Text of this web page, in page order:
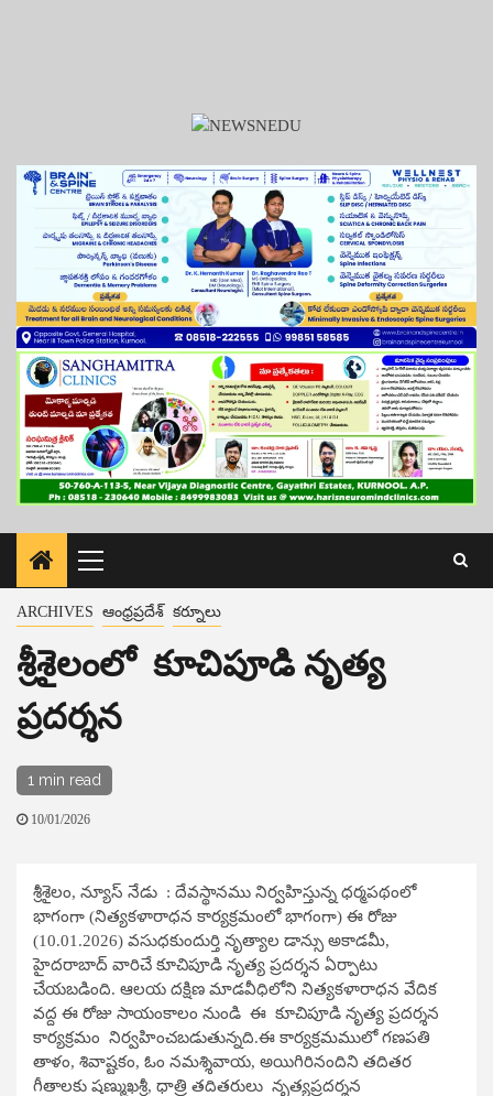
Primary
Menu
ARCHIVES ఆంధ్రప్రదేశ్ కర్నూలు
శ్రీశైలంలో కూచిపూడి నృత్య
ప్రదర్శన
1 min read
10/01/2026
శ్రీశైలం, న్యూస్ ​నేడు : దేవస్థానము నిర్వహిస్తున్న ధర్మపథంలో
భాగంగా (నిత్యకళారాధన కార్యక్రమంలో భాగంగా) ఈ రోజు
(10.01.2026) వసుధకుందుర్తి నృత్యాల డాన్సు అకాడమీ,
హైదరాబాద్ వారిచే కూచిపూడి నృత్య ప్రదర్శన ఏర్పాటు
చేయబడింది. ఆలయ దక్షిణ మాడవీధిలోని నిత్యకళారాధన వేదిక
వద్ద ఈ రోజు సాయంకాలం నుండి ఈ కూచిపూడి నృత్య ప్రదర్శన
కార్యక్రమం నిర్వహించబడుతున్నది.ఈ కార్యక్రమములో గణపతి
తాళం, శివాష్టకం, ఓం నమశ్శివాయ, అయిగిరినందిని తదితర
గీతాలకు షణ్ముఖశ్రీ, ధాత్రి తదితరులు నృత్యప్రదర్శన